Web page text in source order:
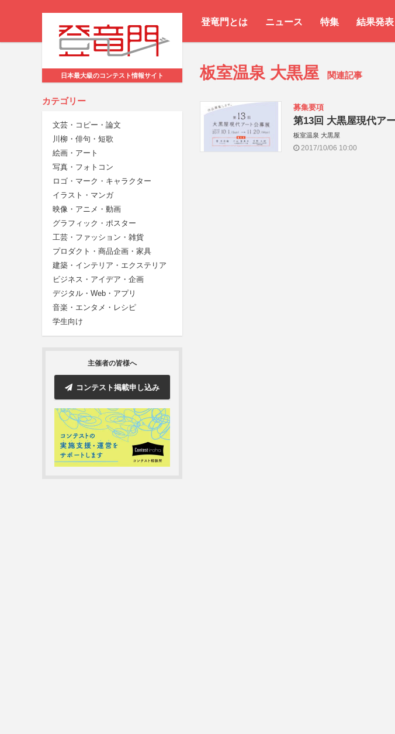
登竜門とは ニュース 特集 結果発表
日本最大級のコンテスト情報サイト
カテゴリー
文芸・コピー・論文
川柳・俳句・短歌
絵画・アート
写真・フォトコン
ロゴ・マーク・キャラクター
イラスト・マンガ
映像・アニメ・動画
グラフィック・ポスター
工芸・ファッション・雑貨
プロダクト・商品企画・家具
建築・インテリア・エクステリア
ビジネス・アイデア・企画
デジタル・Web・アプリ
音楽・エンタメ・レシピ
学生向け
主催者の皆様へ
コンテスト掲載申し込み
板室温泉 大黒屋 関連記事
募集要項
第13回 大黒屋現代ア
板室温泉 大黒屋
2017/10/06 10:00